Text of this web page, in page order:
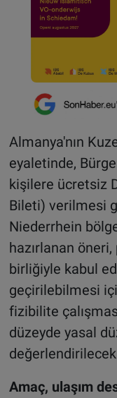
Almanya'nın
eyaletinde,
kişilere ücretsiz
Bileti) verilmesi
Niederrhein
hazırlanan
birliğiyle kabul
geçirilebilmesi
fizibilite
düzeyde yasal
Amaç, ulaşım